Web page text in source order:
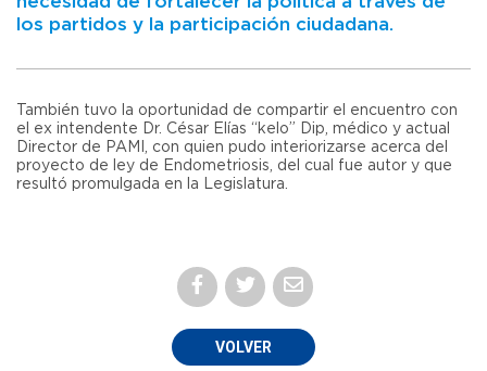
los partidos y la participación ciudadana.
También tuvo la oportunidad de compartir el encuentro con
el ex intendente Dr. César Elías “kelo” Dip, médico y actual
Director de PAMI, con quien pudo interiorizarse acerca del
proyecto de ley de Endometriosis, del cual fue autor y que
resultó promulgada en la Legislatura.
VOLVER